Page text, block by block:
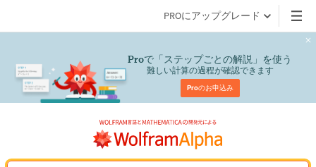
PROにアップグレード
Proで「ステップごとの解説」を使う
難しい計算の過程が確認できます
Proのお申込み